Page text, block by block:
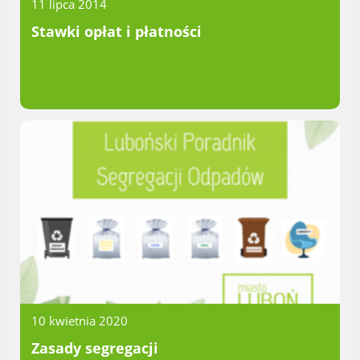
11 lipca 2014
Stawki opłat i płatności
10 kwietnia 2020
Zasady segregacji